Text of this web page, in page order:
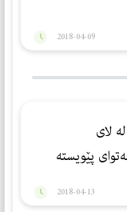
2018-04-09
لای
پێویسته‌
2018-04-13